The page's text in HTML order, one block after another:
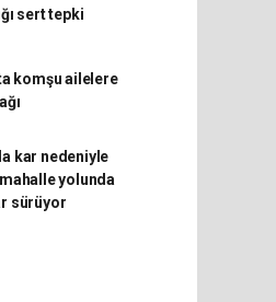
sert tepki
komşu ailelere
kar nedeniyle
mahalle yolunda
sürüyor